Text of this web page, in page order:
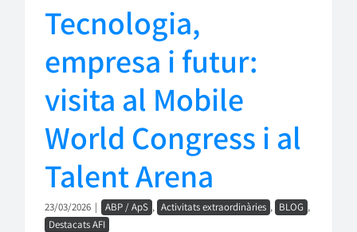
Tecnologia,
empresa i futur:
visita al Mobile
World Congress i al
Talent Arena
23/03/2026 | ABP / ApS , Activitats extraordinàries , BLOG ,
Destacats AFI